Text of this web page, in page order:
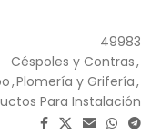
49983
Céspoles y Contras,
,Plomería y Grifería,
Para Instalación